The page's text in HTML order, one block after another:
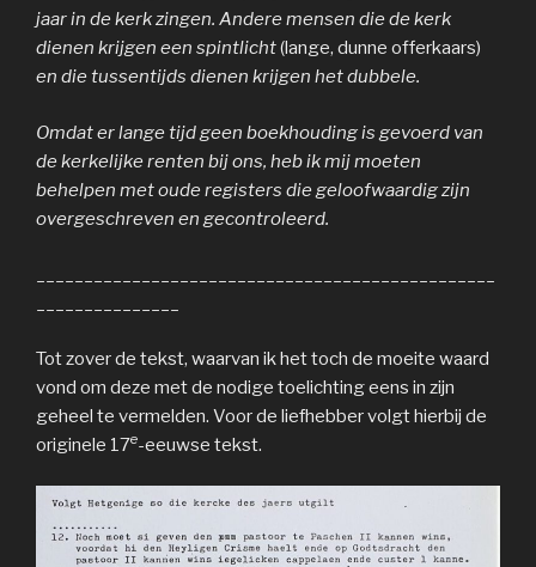
jaar in de kerk zingen. Andere mensen die de kerk
dienen krijgen een spintlicht(lange, dunne offerkaars)
en die tussentijds dienen krijgen het dubbele.
Omdat er lange tijd geen boekhouding is gevoerd van
de kerkelijke renten bij ons, heb ik mij moeten
behelpen met oude registers die geloofwaardig zijn
overgeschreven en gecontroleerd.
Tot zover de tekst, waarvan ik het toch de moeite waard
vond om deze met de nodige toelichting eens in zijn
geheel te vermelden. Voor de liefhebber volgt hierbij de
originele 17e-eeuwse tekst.